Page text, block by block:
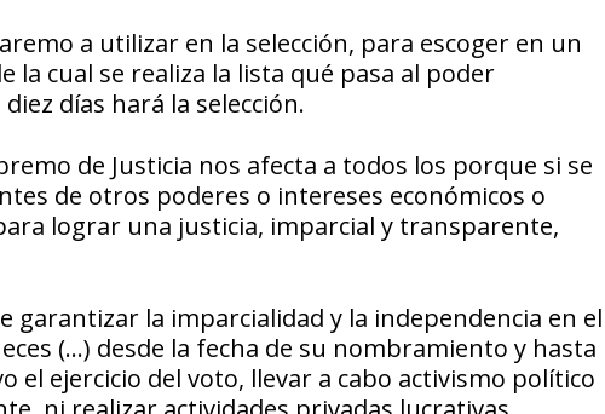
a utilizar en la selección, para escoger en un
la cual se realiza la lista qué pasa al poder
días hará la selección.
de Justicia nos afecta a todos los porque si se
de otros poderes o intereses económicos o
lograr una justicia, imparcial y transparente,
garantizar la imparcialidad y la independencia en el
(…) desde la fecha de su nombramiento y hasta
el ejercicio del voto, llevar a cabo activismo político